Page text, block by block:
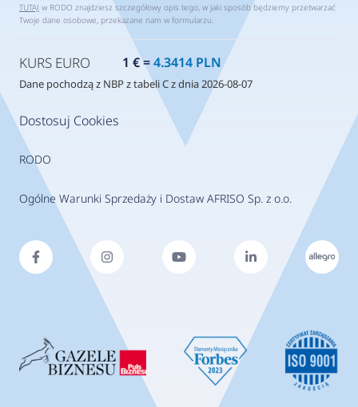
Dostosuj Cookies
RODO
Ogólne Warunki Sprzedaży i Dostaw AFRISO Sp. z o.o.
TUTAJ w RODO znajdziesz szczegółowy opis tego, w jaki sposób będziemy przetwarzać
Twoje dane osobowe, przekazane nam w formularzu.
KURS EURO 1 € =4.3414 PLN
Dane pochodzą z NBP z tabeli C z dnia 2026-08-07